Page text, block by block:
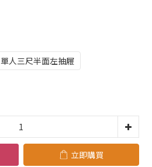
單人三尺半面左抽屜
立即購買